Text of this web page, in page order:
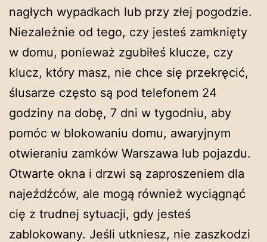
nagłych wypadkach lub przy złej pogodzie.
Niezależnie od tego, czy jesteś zamknięty
w domu, ponieważ zgubiłeś klucze, czy
klucz, który masz, nie chce się przekręcić,
ślusarze często są pod telefonem 24
godziny na dobę, 7 dni w tygodniu, aby
pomóc w blokowaniu domu, awaryjnym
otwieraniu zamków Warszawa lub pojazdu.
Otwarte okna i drzwi są zaproszeniem dla
najeźdźców, ale mogą również wyciągnąć
cię z trudnej sytuacji, gdy jesteś
zablokowany. Jeśli utkniesz, nie zaszkodzi